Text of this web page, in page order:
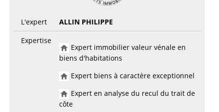
L'expert
ALLIN PHILIPPE
Expertise
Expert immobilier valeur vénale en
biens d'habitations
Expert biens à caractère exceptionnel
Expert en analyse du recul du trait de
côte